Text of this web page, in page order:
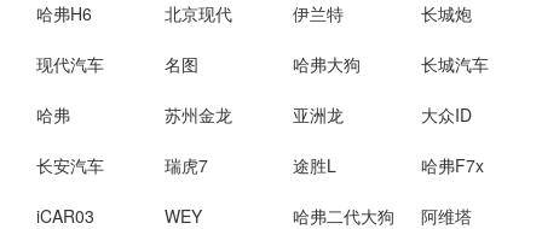
哈弗H6 北京现代 伊兰特 长城炮
现代汽车 名图 哈弗大狗 长城汽车
哈弗 苏州金龙 亚洲龙 大众ID
长安汽车 瑞虎7 途胜L 哈弗F7x
iCAR03 WEY 哈弗二代大狗 阿维塔